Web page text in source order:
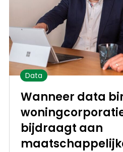
Data
Wanneer data
bijdraagt aan